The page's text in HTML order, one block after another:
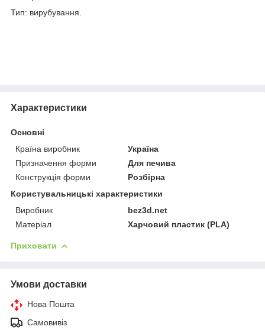
Тип: вирубування.
Характеристики
Основні
Країна виробник
Україна
Призначення форми
Для печива
Конструкція форми
Розбірна
Користувальницькі характеристики
Виробник
bez3d.net
Матеріал
Харчовий пластик (PLA)
Приховати
Умови доставки
Нова Пошта
Самовивіз